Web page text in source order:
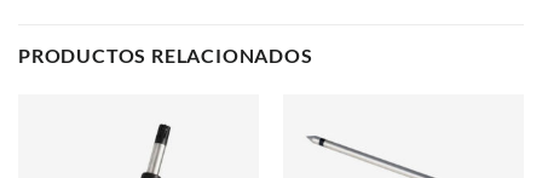
PRODUCTOS RELACIONADOS